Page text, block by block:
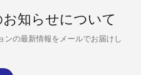
知らせについて
ンの最新情報をメールでお届けし